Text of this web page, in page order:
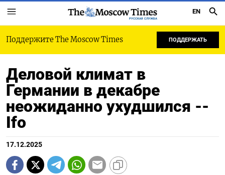
РУССКАЯ СЛУЖБА
EN
Поддержите The Moscow Times ПОДДЕРЖАТЬ
Деловой климат в
Германии в декабре
неожиданно ухудшился --
Ifo
17.12.2025